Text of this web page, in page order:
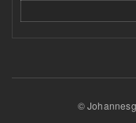
©